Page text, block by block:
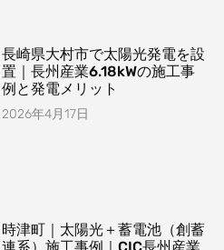
長崎県大村市で太陽光発電を設
置｜長州産業6.18kWの施工事
例と発電メリット
2026年4月17日
時津町｜太陽光＋蓄電池（創蓄